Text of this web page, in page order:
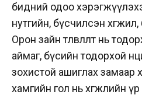
бидний одоо
нутгийн, бүсчилсэн хөгжил,
Орон зайн төлөвлөлт нь
аймаг, бүсийн тодорхой
зохистой ашиглах замаар
хамгийн гол нь хөгжлийн